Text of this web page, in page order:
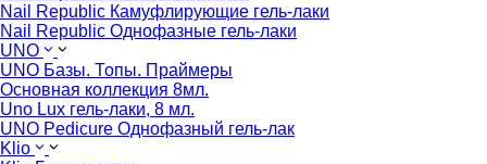
Nail Republic Камуфлирующие гель-лаки
Nail Republic Однофазные гель-лаки
UNO
UNO Базы. Топы. Праймеры
Основная коллекция 8мл.
Uno Lux гель-лаки, 8 мл.
UNO Pedicure Однофазный гель-лак
Klio